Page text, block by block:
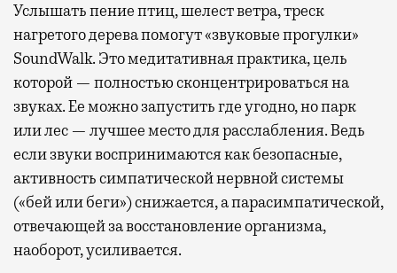
Услышать пение птиц, шелест ветра, треск
нагретого дерева помогут «звуковые прогулки»
SoundWalk. Это медитативная практика, цель
которой — полностью сконцентрироваться на
звуках. Ее можно запустить где угодно, но парк
или лес — лучшее место для расслабления. Ведь
если звуки воспринимаются как безопасные,
активность симпатической нервной системы
(«бей или беги») снижается, а парасимпатической,
отвечающей за восстановление организма,
наоборот, усиливается.